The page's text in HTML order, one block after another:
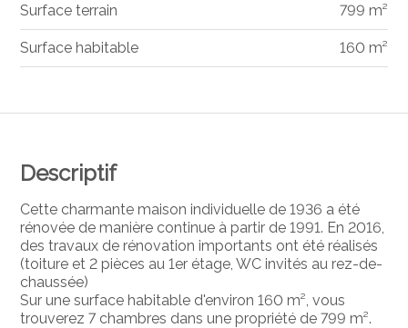
Descriptif
Cette charmante maison individuelle de 1936 a été
rénovée de manière continue à partir de 1991. En 2016,
des travaux de rénovation importants ont été réalisés
(toiture et 2 pièces au 1er étage, WC invités au rez-de-
chaussée)
Sur une surface habitable d'environ 160 m², vous
trouverez 7 chambres dans une propriété de 799 m².
Surface terrain 799 m²
Surface habitable 160 m²